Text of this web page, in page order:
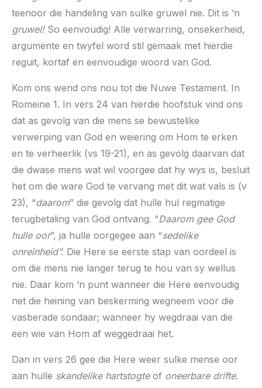
teenoor die handeling van sulke gruwel nie. Dit is ‘n
gruwel! So eenvoudig! Alle verwarring, onsekerheid,
argumente en twyfel word stil gemaak met hierdie
reguit, kortaf en eenvoudige woord van God.
Kom ons wend ons nou tot die Nuwe Testament. In
Romeine 1. In vers 24 van hierdie hoofstuk vind ons
dat as gevolg van die mens se bewustelike
verwerping van God en weiering om Hom te erken
en te verheerlik (vs 19-21), en as gevolg daarvan dat
die dwase mens wat wil voorgee dat hy wys is, besluit
het om die ware God te vervang met dit wat vals is (v
23), “daarom” die gevolg dat hulle hul regmatige
terugbetaling van God ontvang. “Daarom gee God
hulle oor”, ja hulle oorgegee aan “sedelike
onreinheid”. Die Here se eerste stap van oordeel is
om die mens nie langer terug te hou van sy wellus
nie. Daar kom ‘n punt wanneer die Here eenvoudig
net die heining van beskerming wegneem voor die
vasberade sondaar; wanneer hy wegdraai van die
een wie van Hom af weggedraai het.
Dan in vers 26 gee die Here weer sulke mense oor
aan hulle skandelike hartstogteof oneerbare drifte.